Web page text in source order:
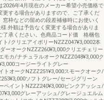
2026年4月現在のメーカー希望小売価格で
更する場合がありますので、ご了承くだ
窓枠などの留めの段差補修時にお使いく
.外観は予告なく変更する場合がありま
了承ください。色商品コード価 格梱包
ト/クリエアイボリーNZZZ047¥3,0002本
ーオークNZZZ260¥3,000クリエチェリー
モカ/ナチュラルオークNZZZ048¥3,000ク
コージーライトグレー
トオークNZZZ251¥3,000スモークオーク/
ソフトグレー/セージグリーン
ペイントNZZZ240¥3,000ピンクアッシュ/
グレーアッシュ/グレージュエルム